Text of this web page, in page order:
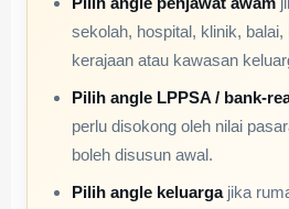
sekolah, hospital, klinik,
kerajaan atau kawasan
Pilih angle LPPSA / bank-
perlu disokong oleh nilai
boleh disusun awal.
Pilih angle keluargajika